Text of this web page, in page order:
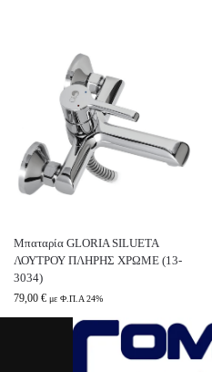
Μπαταρία GLORIA SILUETA
ΛΟΥΤΡΟΥ ΠΛΗΡΗΣ ΧΡΩΜΕ (13-
3034)
79,00 € με Φ.Π.Α 24%